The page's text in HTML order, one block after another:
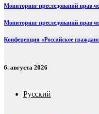
Мониторинг преследований прав
Мониторинг преследований прав
Конференция «Российское
6. августа 2026
Русский